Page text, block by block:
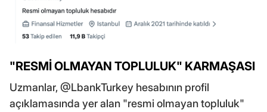
"RESMİ OLMAYAN TOPLULUK" KARMAŞASI
Uzmanlar, @LbankTurkey hesabının profil
açıklamasında yer alan "resmi olmayan topluluk"